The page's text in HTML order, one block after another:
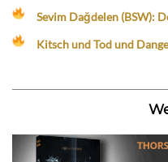
Sevim Dağdelen (BSW):
Kitsch und Tod und